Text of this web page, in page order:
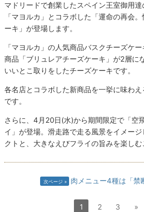
マドリードで創業したスペイン王室御用
「マヨルカ」とコラボした「運命の再会
ーキ」が登場します。
「マヨルカ」の人気商品バスクチーズケ
商品「ブリュレアチーズケーキ」が2層に
いいとこ取りをしたチーズケーキです。
各名店とコラボした新商品を一挙に味わ
です。
さらに、4月20日(水)から期間限定で「空
イ」が登場。滑走路で走る風景をイメー
クトと、大きなえびフライの旨みを楽しむ
次ページ 肉メニュー4種は「禁
1 2 3 »